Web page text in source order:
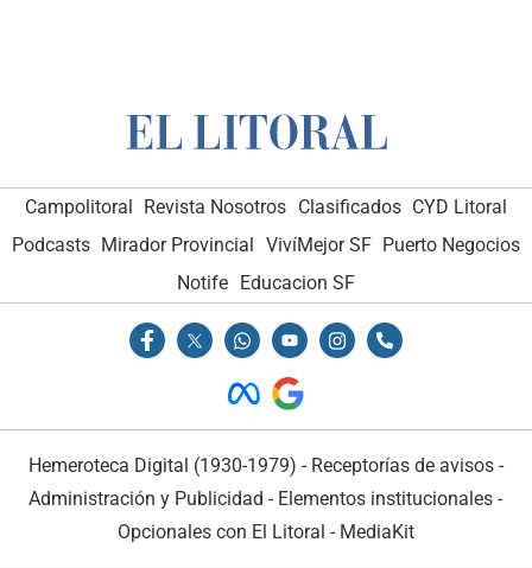
Campolitoral Revista Nosotros Clasificados CYD Litoral
Podcasts Mirador Provincial VivíMejor SF Puerto Negocios
Notife Educacion SF
Hemeroteca Digital (1930-1979) - Receptorías de avisos -
Administración y Publicidad - Elementos institucionales -
Opcionales con El Litoral - MediaKit